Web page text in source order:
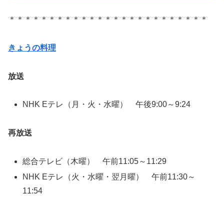
＊＊＊＊＊＊＊＊＊＊＊＊＊＊＊＊＊＊＊＊＊＊＊＊＊
きょうの料理
放送
NHK Eテレ（月・火・水曜） 午後9:00～9:24
再放送
総合テレビ（木曜） 午前11:05～11:29
NHK Eテレ（火・水曜・翌月曜） 午前11:30～
11:54